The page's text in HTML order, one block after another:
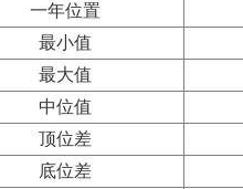
一年位置
最小值
最大值
中位值
顶位差
底位差